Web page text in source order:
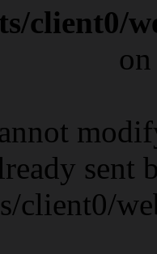
client0/
sent
client0/